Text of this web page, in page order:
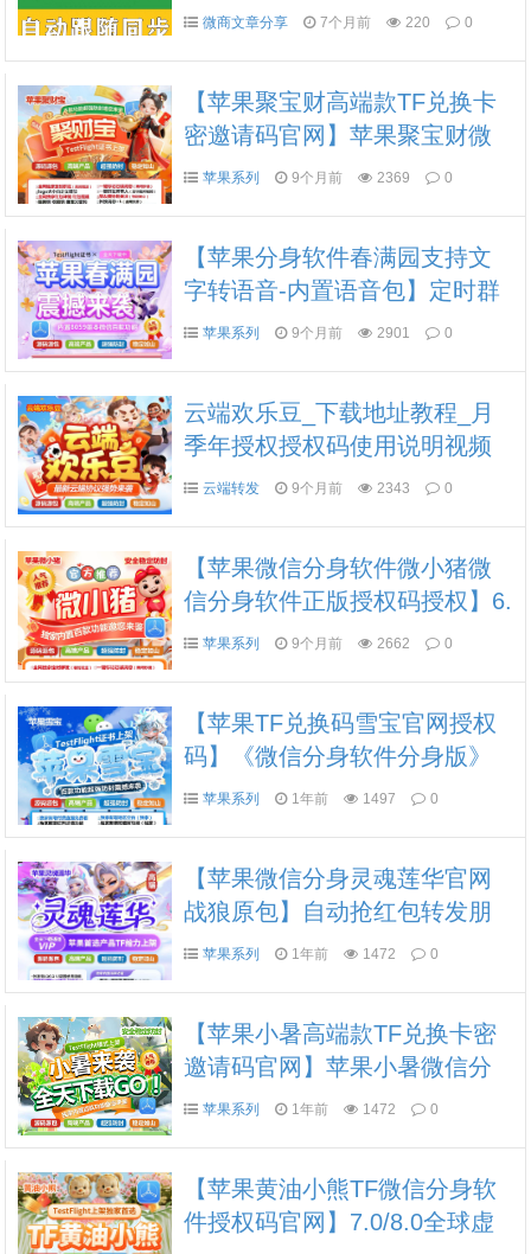
息微商文章分享 7个月前 220 0
【苹果聚宝财高端款TF兑换卡
密邀请码官网】苹果聚宝财微
信分身软件软件自助卡密商城
苹果系列 9个月前 2369 0
【苹果分身软件春满园支持文
字转语音-内置语音包】定时群
发个性化美化功能秒抢红包
苹果系列 9个月前 2901 0
云端欢乐豆_下载地址教程_月
季年授权授权码使用说明视频
云端转发 9个月前 2343 0
【苹果微信分身软件微小猪微
信分身软件正版授权码授权】6.
0/7.0全球虚拟定位发圈虚拟定
苹果系列 9个月前 2662 0
【苹果TF兑换码雪宝官网授权
码】《微信分身软件分身版》
（语音一键转发好友或群）
苹果系列 1年前 1497 0
【苹果微信分身灵魂莲华官网
战狼原包】自动抢红包转发朋
友圈修改app图标
苹果系列 1年前 1472 0
【苹果小暑高端款TF兑换卡密
邀请码官网】苹果小暑微信分
身软件软件自助卡密商城
苹果系列 1年前 1472 0
【苹果黄油小熊TF微信分身软
件授权码官网】7.0/8.0全球虚